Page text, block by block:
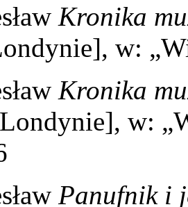
Kronika
w:
Kronika
w:
Panufnik i